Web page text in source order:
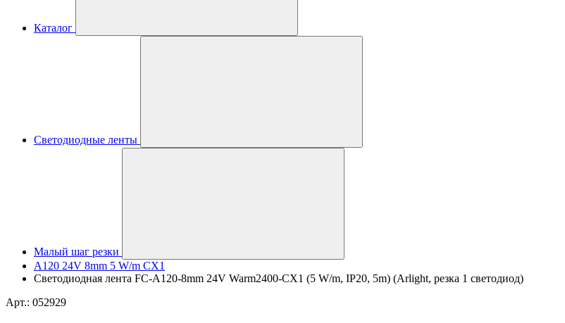
Каталог
Светодиодные ленты
Малый шаг резки
A120 24V 8mm 5 W/m CX1
Светодиодная лента FC-A120-8mm 24V Warm2400-CX1 (5 W/m, IP20, 5m) (Arlight, резка 1 светодиод)
Арт.: 052929